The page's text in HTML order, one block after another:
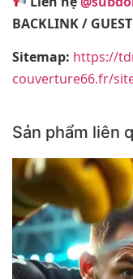
BACKLINK /
Sitemap: https://
couverture66.fr/
Sản phẩm liên